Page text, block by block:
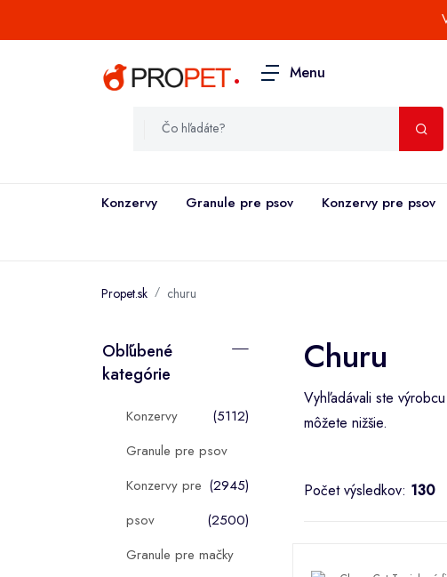
. Menu
Konzervy Granule pre psov Konzervy pre psov
Propet.sk churu
Obľúbené
kategórie
Konzervy
(5112)
Granule pre psov
(2945)
Konzervy pre
psov
(2500)
Granule pre mačky
Churu
Vyhľadávali ste výrobcu
môžete nižšie.
Počet výsledkov: 130